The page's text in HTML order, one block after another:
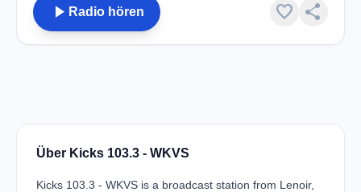
play_arrow Radio hören favorite share
Über Kicks 103.3 - WKVS
Kicks 103.3 - WKVS is a broadcast station from Lenoir,